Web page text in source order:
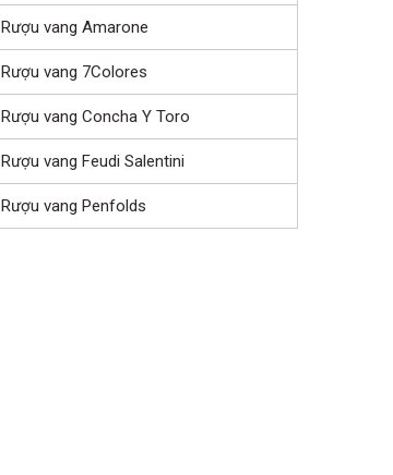
Rượu vang Amarone
Rượu vang 7Colores
Rượu vang Concha Y Toro
Rượu vang Feudi Salentini
Rượu vang Penfolds